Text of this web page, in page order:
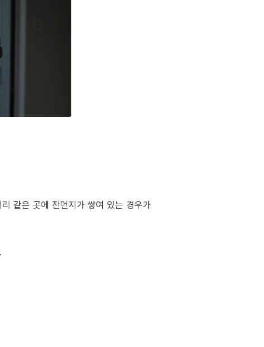
같은 곳에 잔먼지가 쌓여 있는 경우가